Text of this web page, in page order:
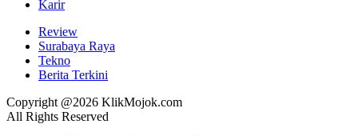
Karir
Review
Surabaya Raya
Tekno
Berita Terkini
Copyright @2026 KlikMojok.com
All Rights Reserved